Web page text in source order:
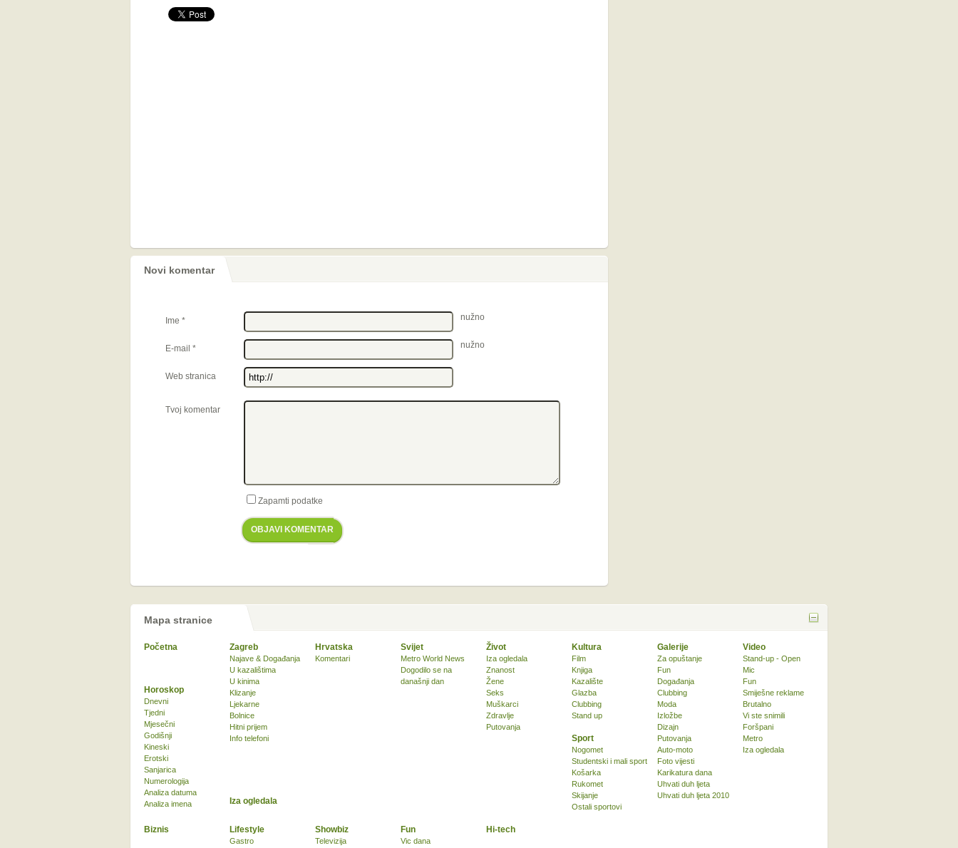
Novi komentar
Ime * nužno
E-mail * nužno
Web stranica
Tvoj komentar
Zapamti podatke
OBJAVI KOMENTAR
Mapa stranice
Početna Zagreb
Najave & Događanja
U kazalištima
U kinima
Klizanje
Ljekarne
Bolnice
Hitni prijem
Info telefoni
Hrvatska
Komentari
Svijet
Metro World News
Dogodilo se na
današnji dan
Život
Iza ogledala
Znanost
Žene
Seks
Muškarci
Zdravlje
Putovanja
Kultura
Film
Knjiga
Kazalište
Glazba
Clubbing
Stand up
Sport
Nogomet
Studentski i mali sport
Košarka
Rukomet
Skijanje
Ostali sportovi
Biznis Lifestyle
Gastro
Showbiz
Televizija
Fun
Vic dana
Horoskop
Dnevni
Tjedni
Mjesečni
Godišnji
Kineski
Erotski
Sanjarica
Numerologija
Analiza datuma
Analiza imena
Iza ogledala
Hi-tech
Galerije
Za opuštanje
Fun
Događanja
Clubbing
Moda
Izložbe
Dizajn
Putovanja
Auto-moto
Foto vijesti
Karikatura dana
Uhvati duh ljeta
Uhvati duh ljeta 2010
Video
Stand-up - Open
Mic
Fun
Smiješne reklame
Brutalno
Vi ste snimili
Foršpani
Metro
Iza ogledala